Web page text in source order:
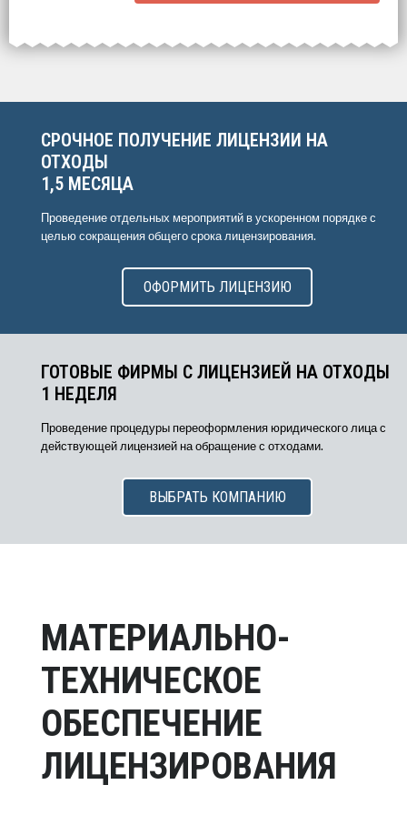
для начала расчёта.
СРОЧНОЕ ПОЛУЧЕНИЕ ЛИЦЕНЗИИ НА
ОТХОДЫ
1,5 МЕСЯЦА
Проведение отдельных мероприятий в ускоренном порядке с
целью сокращения общего срока лицензирования.
ОФОРМИТЬ ЛИЦЕНЗИЮ
ГОТОВЫЕ ФИРМЫ С ЛИЦЕНЗИЕЙ НА ОТХОДЫ
1 НЕДЕЛЯ
Проведение процедуры переоформления юридического лица с
действующей лицензией на обращение с отходами.
ВЫБРАТЬ КОМПАНИЮ
МАТЕРИАЛЬНО-
ТЕХНИЧЕСКОЕ
ОБЕСПЕЧЕНИЕ
ЛИЦЕНЗИРОВАНИЯ